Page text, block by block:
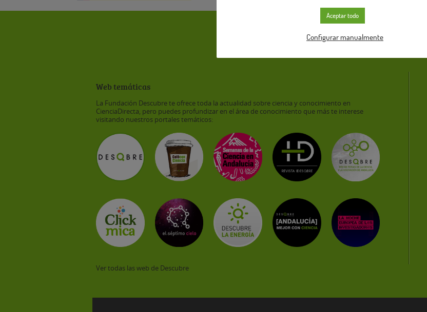
Web temáticas
La Fundación Descubre te ofrece toda la actualidad sobre ciencia y conocimiento en
CienciaDirecta, pero puedes profundizar en el área de conocimiento que más te interese
visitando nuestros portales temáticos:
Ver todas las web de Descubre
Aceptar todo
Configurar manualmente